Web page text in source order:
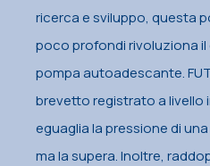
ricerca e sviluppo, questa
poco profondi rivoluziona
pompa autoadescante.
brevetto registrato a livello
eguaglia la pressione di
ma la supera. Inoltre,